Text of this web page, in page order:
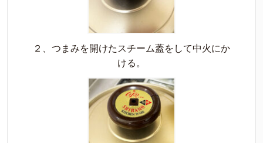
２、つまみを開けたスチーム蓋をして中火にか
ける。